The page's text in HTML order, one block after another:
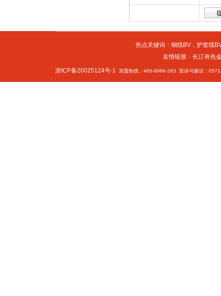
热点关键词： 铜线BV， 护套线
友情链接： 长江有色
浙ICP备20025124号-1 加盟热线：400-9966-283 投诉与建议：